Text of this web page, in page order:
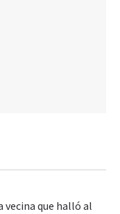
vecina que halló al